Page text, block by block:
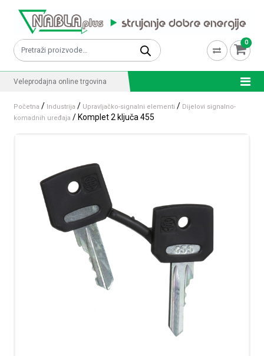
Pretraži: 0
Veleprodajna online trgovina
Početna / Industrija / Upravljačko-signalni elementi / Dijelovi signalno-
komadnih uređaja / Komplet 2 ključa 455